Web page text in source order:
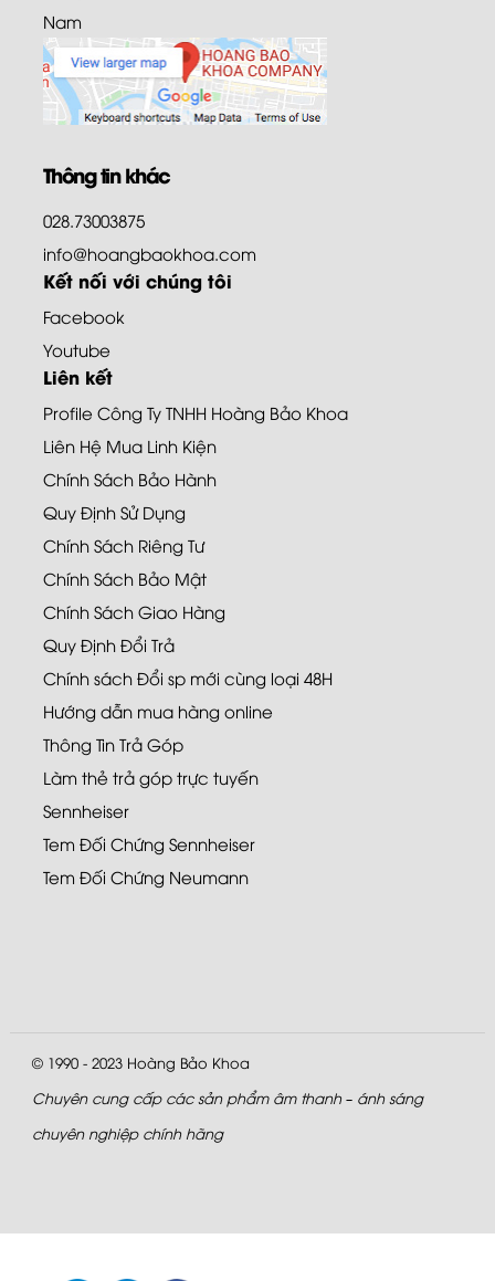
Nam
Thông tin khác
028.73003875
info@hoangbaokhoa.com
Kết nối với chúng tôi
Facebook
Youtube
Liên kết
Profile Công Ty TNHH Hoàng Bảo Khoa
Liên Hệ Mua Linh Kiện
Chính Sách Bảo Hành
Quy Định Sử Dụng
Chính Sách Riêng Tư
Chính Sách Bảo Mật
Chính Sách Giao Hàng
Quy Định Đổi Trả
Chính sách Đổi sp mới cùng loại 48H
Hướng dẫn mua hàng online
Thông Tin Trả Góp
Làm thẻ trả góp trực tuyến
Sennheiser
Tem Đối Chứng Sennheiser
Tem Đối Chứng Neumann
© 1990 - 2023 Hoàng Bảo Khoa
Chuyên cung cấp các sản phẩm âm thanh – ánh sáng
chuyên nghiệp chính hãng